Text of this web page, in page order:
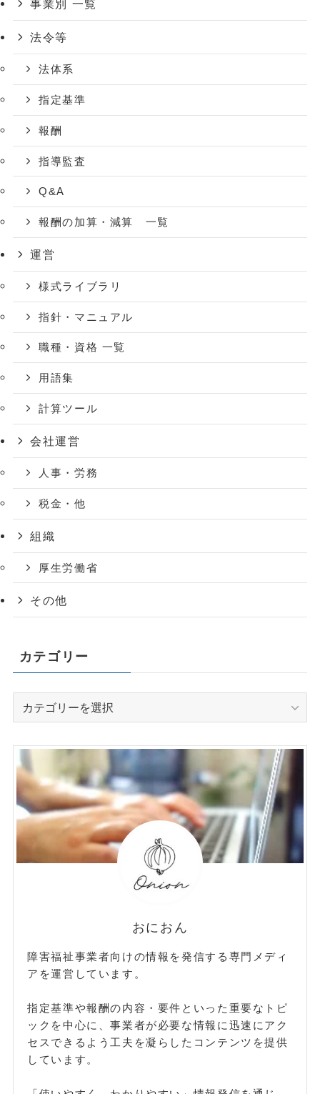
事業別 一覧
法令等
法体系
指定基準
報酬
指導監査
Q&A
報酬の加算・減算 一覧
運営
様式ライブラリ
指針・マニュアル
職種・資格 一覧
用語集
計算ツール
会社運営
人事・労務
税金・他
組織
厚生労働省
その他
カテゴリー
ー
おにおん
障害福祉事業者向けの情報を発信する専門メディ
アを運営しています。
指定基準や報酬の内容・要件といった重要なトピ
ックを中心に、事業者が必要な情報に迅速にアク
セスできるよう工夫を凝らしたコンテンツを提供
しています。